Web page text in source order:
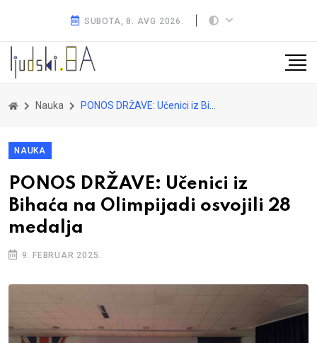
SUBOTA, 8. AVG 2026.
Nauka PONOS DRŽAVE: Učenici iz Bihaća na Olimpijadi osvojili 28 medalja
NAUKA
PONOS DRŽAVE: Učenici iz
Bihaća na Olimpijadi osvojili 28
medalja
9. FEBRUAR 2025.